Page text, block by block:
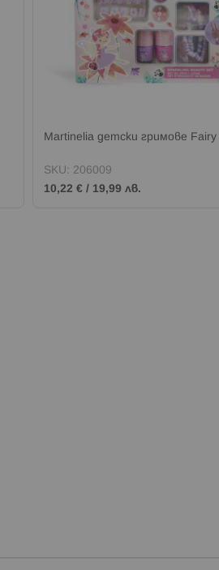
Martinelia детски гримове Fairy
SKU: 206009
10,22 € / 19,99 лв.